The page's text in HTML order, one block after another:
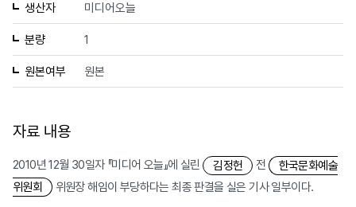
생산자 미디어오늘
분량 1
원본여부 원본
자료 내용
2010년 12월 30일자 『미디어 오늘』에 실린 김정헌 전
한국문화예술
위원회
위원장 해임이 부당하다는 최종 판결을 실은 기사 일부이다.